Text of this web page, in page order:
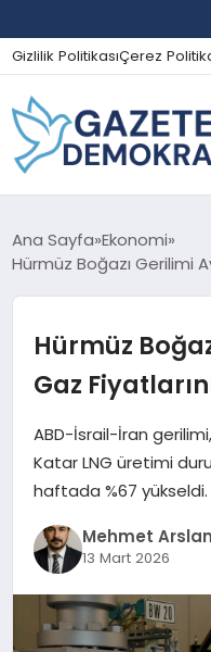
Gizlilik PolitikasıÇerez
GÜNDEM
SPOR
SAĞLIK
EĞITIM
Ana Sayfa Ekonomi
Hürmüz Boğazı Gerilimi
Hürmüz
Gaz
ABD-İsrail-İran gerilimi,
Katar LNG üretimi
haftada %67 yükseldi.
Mehmet Arslan
13 Mart 2026